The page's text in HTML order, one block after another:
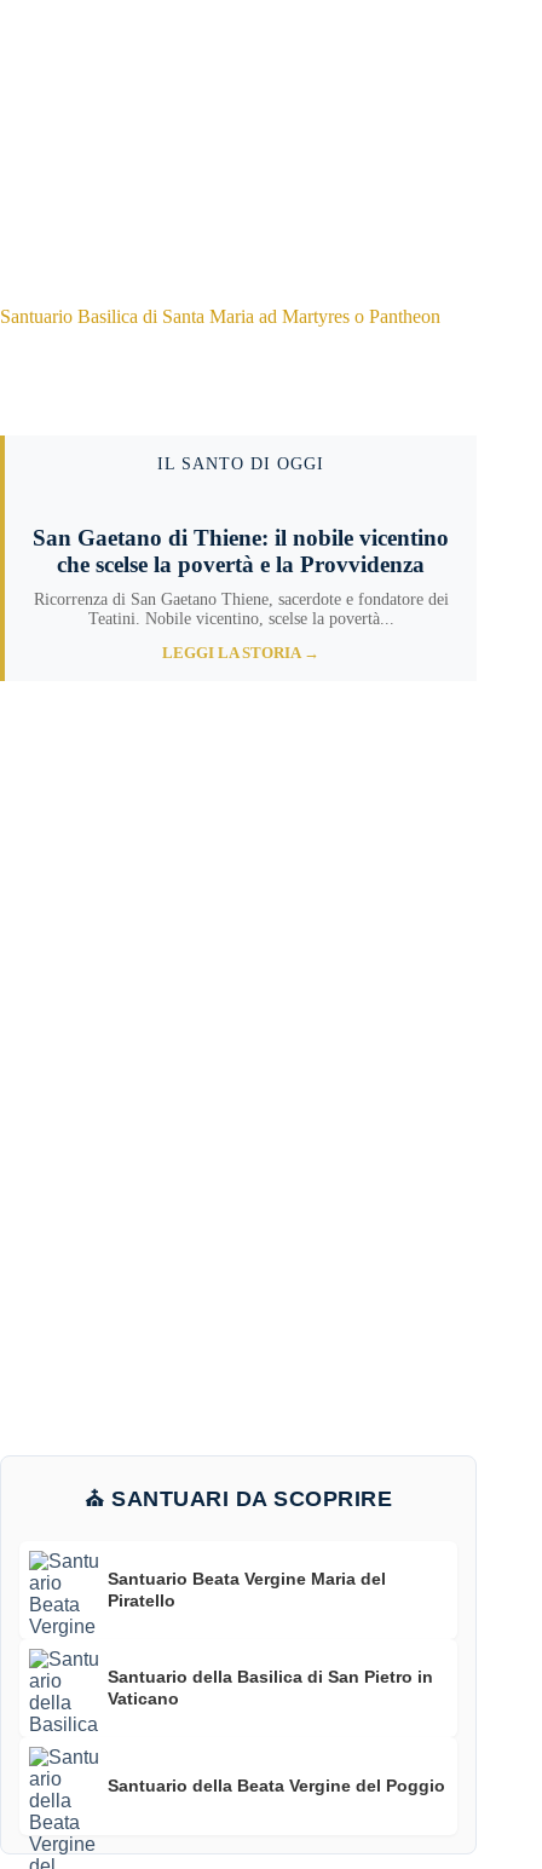
Santuario Basilica di Santa Maria ad Martyres o Pantheon
IL SANTO DI OGGI
San Gaetano di Thiene: il nobile vicentino
che scelse la povertà e la Provvidenza
Ricorrenza di San Gaetano Thiene, sacerdote e fondatore dei
Teatini. Nobile vicentino, scelse la povertà...
LEGGI LA STORIA →
⛪ SANTUARI DA SCOPRIRE
Santuario Beata Vergine Maria del
Piratello
Santuario della Basilica di San Pietro in
Vaticano
Santuario della Beata Vergine del Poggio